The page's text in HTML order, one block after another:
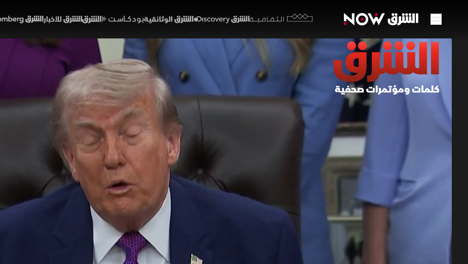
الثقافية
دونالد ترمب: دمرنا قدرات إيران
نووي
11 مايو 2026 أخبار
الكلمات والمؤتمرات الصحفية
قال الرئيس الأميركي دونالد ترمب، إن الضربات الأميركية أخرجت معظم
مشددا على أن واشنطن لن تسمح لطهران بامتلاك سلاح نووي. وأضاف
واسع، فيما تواصل الإدارة الأميركية الضغط للوصول إلى اتفاق يضمن
الولايات المتحدة إيران